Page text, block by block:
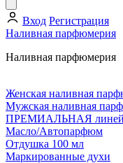
Вход Регистрация
Наливная парфюмерия
Наливная парфюмерия
Женская наливная
Мужская наливная
ПРЕМИАЛЬНАЯ
Масло/Автопарфюм
Отдушка 100 мл
Маркированные духи